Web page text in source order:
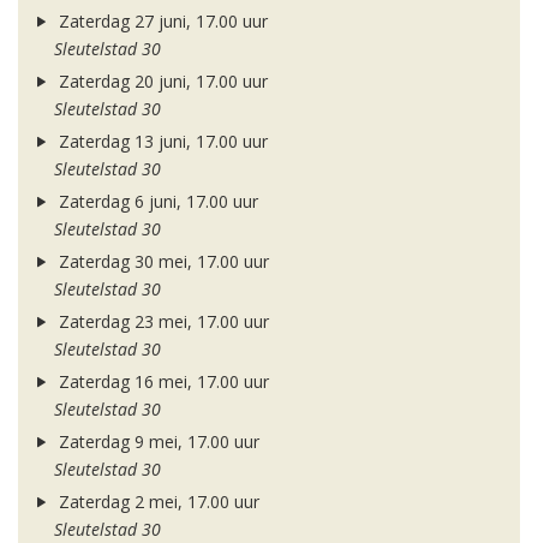
Zaterdag 27 juni, 17.00 uur
Sleutelstad 30
Zaterdag 20 juni, 17.00 uur
Sleutelstad 30
Zaterdag 13 juni, 17.00 uur
Sleutelstad 30
Zaterdag 6 juni, 17.00 uur
Sleutelstad 30
Zaterdag 30 mei, 17.00 uur
Sleutelstad 30
Zaterdag 23 mei, 17.00 uur
Sleutelstad 30
Zaterdag 16 mei, 17.00 uur
Sleutelstad 30
Zaterdag 9 mei, 17.00 uur
Sleutelstad 30
Zaterdag 2 mei, 17.00 uur
Sleutelstad 30